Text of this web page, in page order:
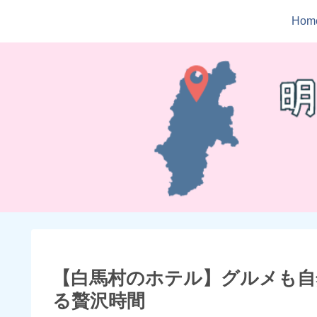
【白馬村のホテル】グルメも
る贅沢時間